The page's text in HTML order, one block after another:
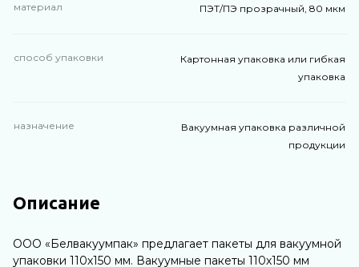
материал ПЭТ/ПЭ прозрачный, 80 мкм
способ упаковки
Картонная упаковка или гибкая
упаковка
назначение
Вакуумная упаковка различной
продукции
Описание
ООО «Белвакуумпак» предлагает пакеты для вакуумной
упаковки 110х150 мм. Вакуумные пакеты 110х150 мм